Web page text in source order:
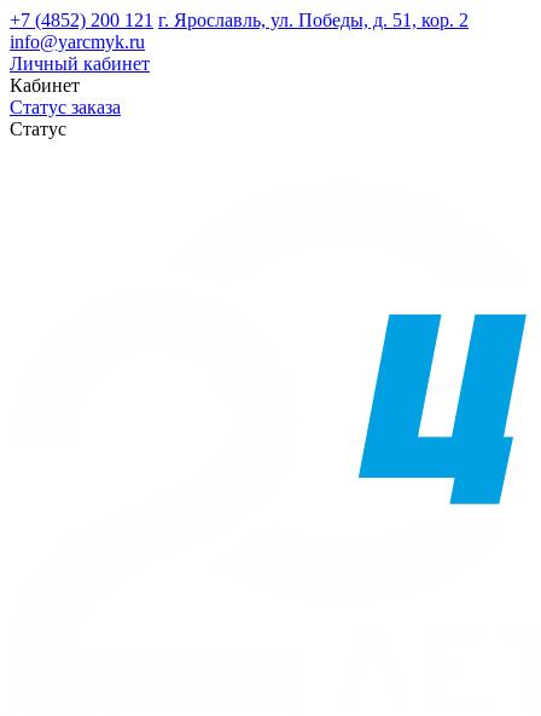
+7 (4852) 200 121 г. Ярославль, ул. Победы, д. 51, кор. 2
info@yarcmyk.ru
Личный кабинет
Кабинет
Статус заказа
Статус